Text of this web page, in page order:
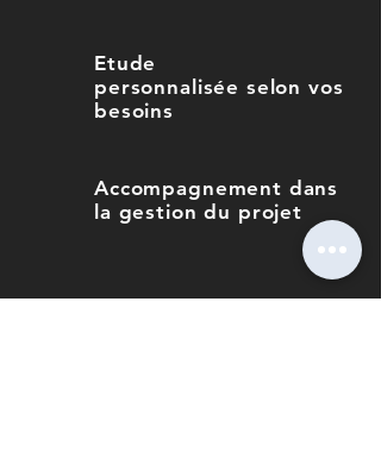
Etude
personnalisée selon vos
besoins
Accompagnement dans
la gestion du projet